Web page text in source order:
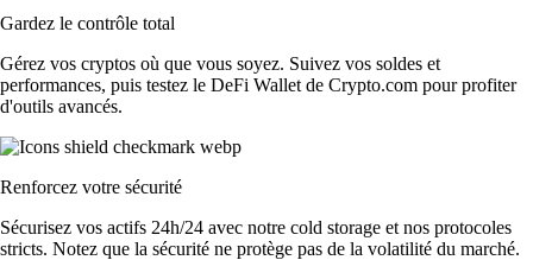
Gardez le contrôle total
Gérez vos cryptos où que vous soyez. Suivez vos soldes et
performances, puis testez le DeFi Wallet de Crypto.com pour profiter
d'outils avancés.
Renforcez votre sécurité
Sécurisez vos actifs 24h/24 avec notre cold storage et nos protocoles
stricts. Notez que la sécurité ne protège pas de la volatilité du marché.